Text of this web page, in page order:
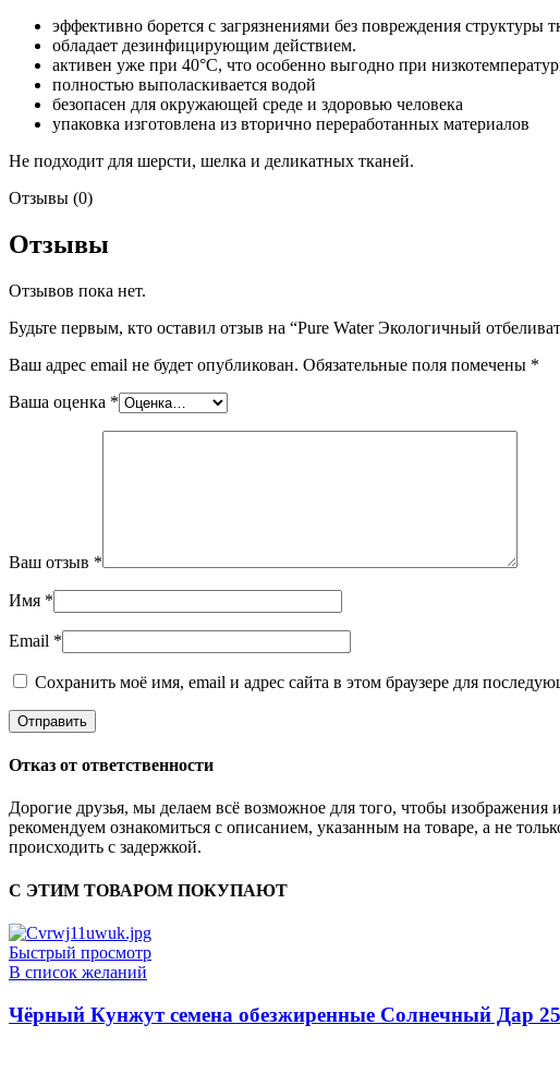
эффективно борется с загрязнениями без повреждения структуры
обладает дезинфицирующим действием.
активен уже при 40°С, что особенно выгодно при
полностью выполаскивается водой
безопасен для окружающей среде и здоровью человека
упаковка изготовлена из вторично переработанных материалов
Не подходит для шерсти, шелка и деликатных тканей.
Отзывы (0)
Отзывы
Отзывов пока нет.
Будьте первым, кто оставил отзыв на “Pure Water Экологичный
Ваш адрес email не будет опубликован. Обязательные поля помечены *
Ваша оценка *
Ваш отзыв *
Имя *
Email *
Сохранить моё имя, email и адрес сайта в этом браузере для
Отказ от ответственности
Дорогие друзья, мы делаем всё возможное для того, чтобы
рекомендуем ознакомиться с описанием, указанным на товаре, а не
происходить с задержкой.
С ЭТИМ ТОВАРОМ ПОКУПАЮТ
Быстрый просмотр
В список желаний
Чёрный Кунжут семена обезжиренные Солнечный Дар